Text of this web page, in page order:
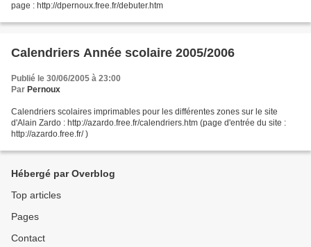
page : http://dpernoux.free.fr/debuter.htm
Calendriers Année scolaire 2005/2006
Publié le 30/06/2005 à 23:00
Par Pernoux
Calendriers scolaires imprimables pour les différentes zones sur le site
d'Alain Zardo : http://azardo.free.fr/calendriers.htm (page d'entrée du site :
http://azardo.free.fr/ )
Hébergé par Overblog
Top articles
Pages
Contact